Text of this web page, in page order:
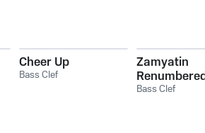
Cheer Up
Bass Clef
Zamyatin
Bass Clef